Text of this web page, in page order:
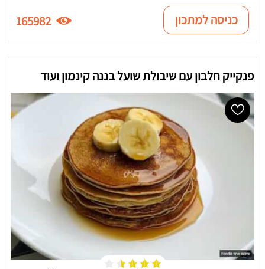
כניסה למתכון 165982
פנקייק חלבון עם שיבולת שועל בננה קינמון ועוד